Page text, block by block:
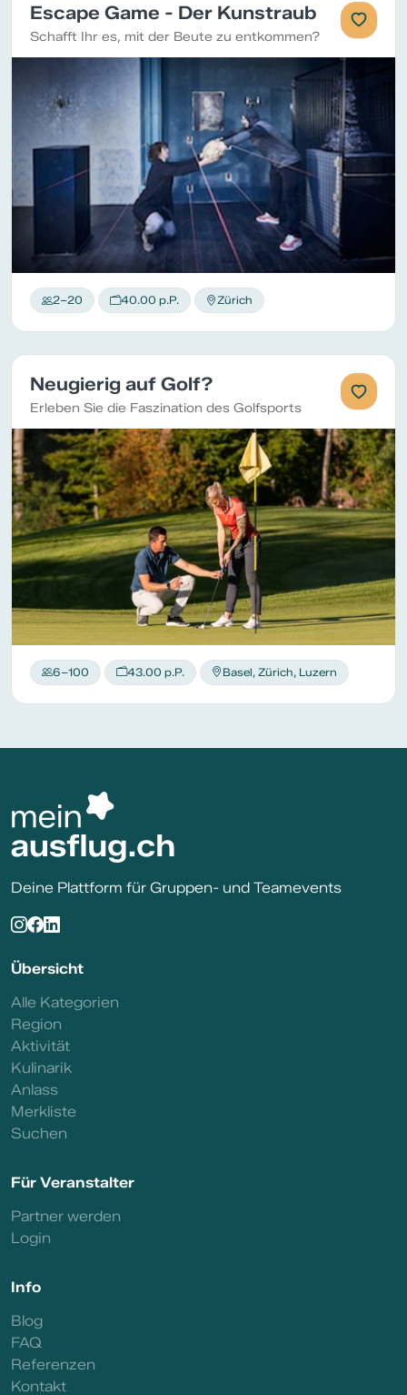
Escape Game - Der Kunstraub
Schafft Ihr es, mit der Beute zu entkommen?
2–20 40.00 p.P. Zürich
Neugierig auf Golf?
Erleben Sie die Faszination des Golfsports
6–100 43.00 p.P. Basel, Zürich, Luzern
Deine Plattform für Gruppen- und Teamevents
Übersicht
Alle Kategorien
Region
Aktivität
Kulinarik
Anlass
Merkliste
Suchen
Für Veranstalter
Partner werden
Login
Info
Blog
FAQ
Referenzen
Kontakt